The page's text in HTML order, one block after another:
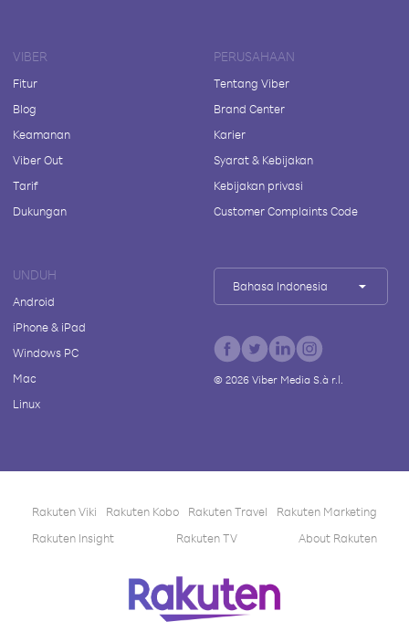
VIBER
Fitur
Blog
Keamanan
Viber Out
Tarif
Dukungan
PERUSAHAAN
Tentang Viber
Brand Center
Karier
Syarat & Kebijakan
Kebijakan privasi
Customer Complaints Code
UNDUH
Android
iPhone & iPad
Windows PC
Mac
Linux
Bahasa Indonesia
© 2026Viber Media S.à r.l.
Rakuten Viki Rakuten Kobo Rakuten Travel
Rakuten Marketing
Rakuten Insight
Rakuten TV About Rakuten